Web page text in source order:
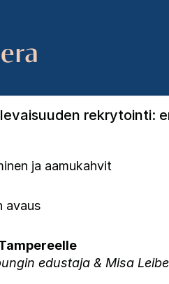
rekrytointi:
ja aamukahvit
avaus
edustaja & Misa